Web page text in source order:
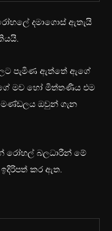
දමාගොස් ඇතැයි
පැමිණ ඇත්තේ ඇගේ
මව හෝ මිත්තණිය එම
මණ්ඩලය ‍ඔවුන් ගැන
රෝහල් බලධාරීන් මේ
කර ඇත.